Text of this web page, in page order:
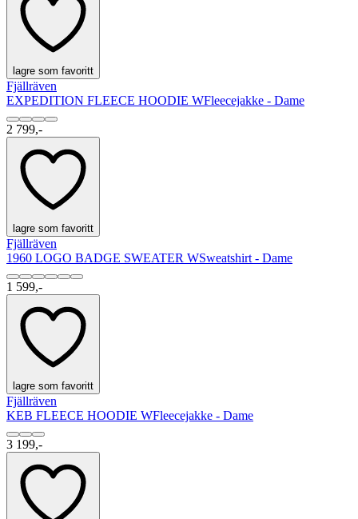
lagre som favoritt
Fjällräven
EXPEDITION FLEECE HOODIE WFleecejakke - Dame
2 799,-
lagre som favoritt
Fjällräven
1960 LOGO BADGE SWEATER WSweatshirt - Dame
1 599,-
lagre som favoritt
Fjällräven
KEB FLEECE HOODIE WFleecejakke - Dame
3 199,-